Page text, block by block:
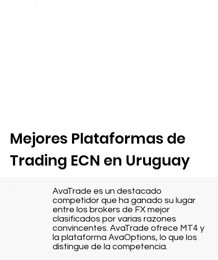
Mejores Plataformas de
Trading ECN en Uruguay
AvaTrade es un destacado
competidor que ha ganado su lugar
entre los brokers de FX mejor
clasificados por varias razones
convincentes. AvaTrade ofrece MT4 y
la plataforma AvaOptions, lo que los
distingue de la competencia.